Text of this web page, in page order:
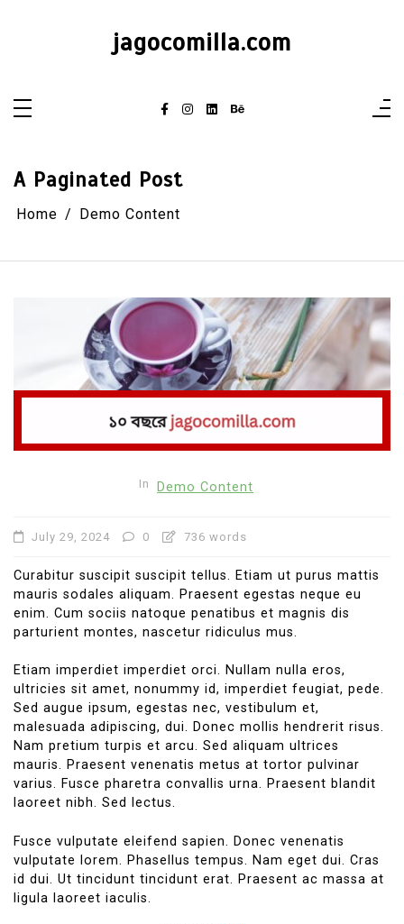
jagocomilla.com
A Paginated Post
Home Demo Content
In Demo Content
July 29, 2024 0 736 words
Curabitur suscipit suscipit tellus. Etiam ut purus mattis
mauris sodales aliquam. Praesent egestas neque eu
enim. Cum sociis natoque penatibus et magnis dis
parturient montes, nascetur ridiculus mus.
Etiam imperdiet imperdiet orci. Nullam nulla eros,
ultricies sit amet, nonummy id, imperdiet feugiat, pede.
Sed augue ipsum, egestas nec, vestibulum et,
malesuada adipiscing, dui. Donec mollis hendrerit risus.
Nam pretium turpis et arcu. Sed aliquam ultrices
mauris. Praesent venenatis metus at tortor pulvinar
varius. Fusce pharetra convallis urna. Praesent blandit
laoreet nibh. Sed lectus.
Fusce vulputate eleifend sapien. Donec venenatis
vulputate lorem. Phasellus tempus. Nam eget dui. Cras
id dui. Ut tincidunt tincidunt erat. Praesent ac massa at
ligula laoreet iaculis.